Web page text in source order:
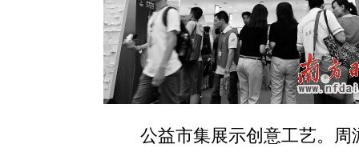
公益市集展示创意工艺。周